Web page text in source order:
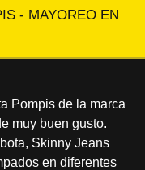
- MAYOREO EN
Pompis de la marca
muy buen gusto.
Skinny Jeans
en diferentes